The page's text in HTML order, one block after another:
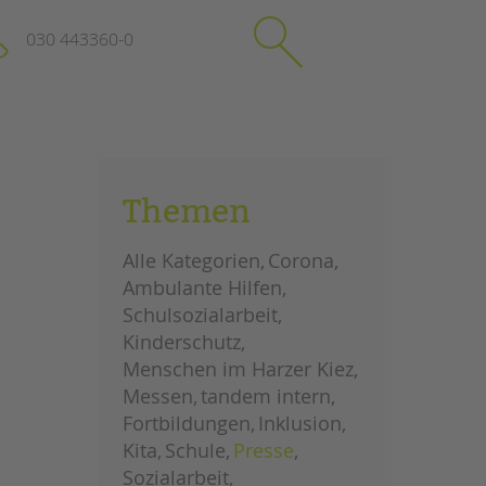
Impressum
Datenschutz
Hinweisgebersystem
Intranet
schließen
030 443360-0
SuchenThemen
Alle Kategorien Corona
Ambulante Hilfen
Schulsozialarbeit
Kinderschutz
Menschen im Harzer Kiez
Messen tandem intern
Fortbildungen Inklusion
Kita Schule Presse
Sozialarbeit